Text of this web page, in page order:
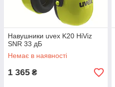
Навушники uvex K20 HiViz
SNR 33 дБ
Немає в наявності
1 365 ₴